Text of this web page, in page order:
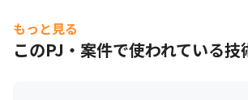
■ 育休制度に関して
・子供が2才に到達した後の4月末までを
員が申し出た期間で休職することが可能
もっと見る
このPJ・案件で使われている技